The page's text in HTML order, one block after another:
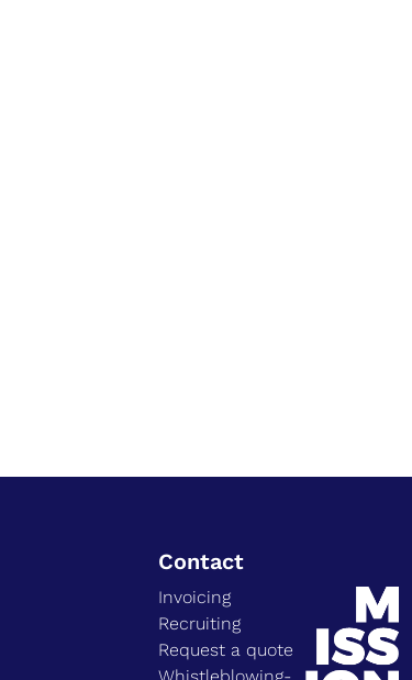
Contact
Invoicing
Recruiting
Request a quote
Whistleblowing-